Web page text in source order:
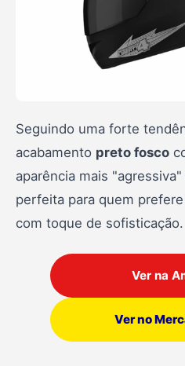
Seguindo uma forte
acabamento preto fosco
aparência mais
perfeita para quem
com toque de sofisticação.
Ver na
Ver no